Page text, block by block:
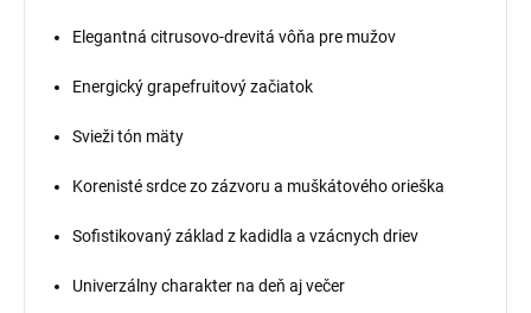
Elegantná citrusovo-drevitá vôňa pre mužov
Energický grapefruitový začiatok
Svieži tón mäty
Korenisté srdce zo zázvoru a muškátového orieška
Sofistikovaný základ z kadidla a vzácnych driev
Univerzálny charakter na deň aj večer